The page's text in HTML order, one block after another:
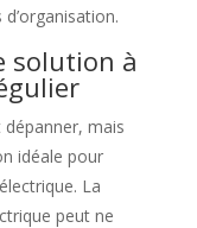
solution à
mais
idéale pour
La
peut ne